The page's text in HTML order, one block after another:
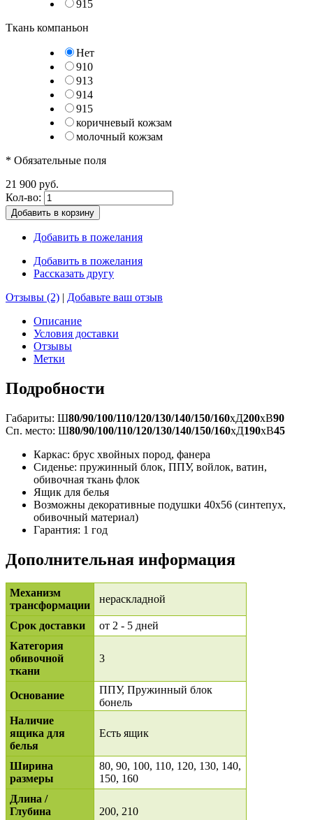
915
Ткань компаньон
Нет
910
913
914
915
коричневый кожзам
молочный кожзам
* Обязательные поля
21 900 руб.
Кол-во:
Добавить в корзину
Добавить в пожелания
Добавить в пожелания
Рассказать другу
Отзывы (2) | Добавьте ваш отзыв
Описание
Условия доставки
Отзывы
Метки
Подробности
Габариты: Ш80/90/100/110/120/130/140/150/160xД200xВ90
Сп. место: Ш80/90/100/110/120/130/140/150/160xД190xВ45
Каркас: брус хвойных пород, фанера
Сиденье: пружинный блок, ППУ, войлок, ватин,
обивочная ткань флок
Ящик для белья
Возможны декоративные подушки 40x56 (синтепух,
обивочный материал)
Гарантия: 1 год
Дополнительная информация
Механизм
трансформации
нераскладной
Срок доставки
от 2 - 5 дней
Категория
обивочной
ткани
3
Основание
ППУ, Пружинный блок
бонель
Наличие
ящика для
белья
Есть ящик
Ширина
размеры
80, 90, 100, 110, 120, 130, 140,
150, 160
Длина /
Глубина
200, 210